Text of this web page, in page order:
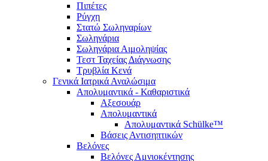
Πιπέτες
Ρύγχη
Στατώ Σωληναρίων
Σωληνάρια
Σωληνάρια Αιμοληψίας
Τεστ Ταχείας Διάγνωσης
Τρυβλία Κενά
Γενικά Ιατρικά Αναλώσιμα
Απολυμαντικά - Καθαριστικά
Αξεσουάρ
Απολυμαντικά
Απολυμαντικά Schülke™
Βάσεις Αντισηπτικών
Βελόνες
Βελόνες Αμνιοκέντησης